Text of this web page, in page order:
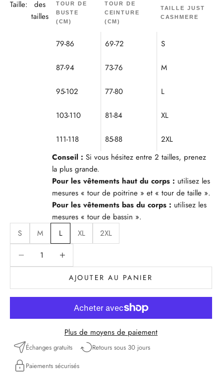
Taille:
des
tailles
TOUR DE
BUSTE
(CM)
TOUR DE
CEINTURE
(CM)
TAILLE JUST
CASHMERE
79-86 69-72 S
87-94 73-76 M
95-102 77-80 L
103-110 81-84 XL
111-118 85-88
2XL
Conseil : Si vous hésitez entre 2 tailles, prenez
la plus grande.
Pour les vêtements haut du corps : utilisez les
mesures « tour de poitrine » et « tour de taille ».
Pour les vêtements bas du corps : utilisez les
mesures « tour de bassin ».
S
M L XL
2XL
Diminuer la quantitéDiminuer la quantité
AJOUTER AU PANIER
Plus de moyens de paiement
Échanges gratuits
Retours sous 30 jours
Paiements sécurisés